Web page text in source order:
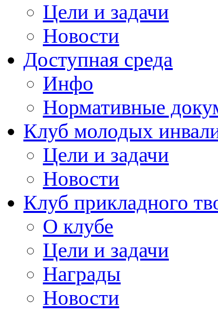
Цели и задачи
Новости
Доступная среда
Инфо
Нормативные
Клуб молодых
Цели и задачи
Новости
Клуб прикладного
О клубе
Цели и задачи
Награды
Новости